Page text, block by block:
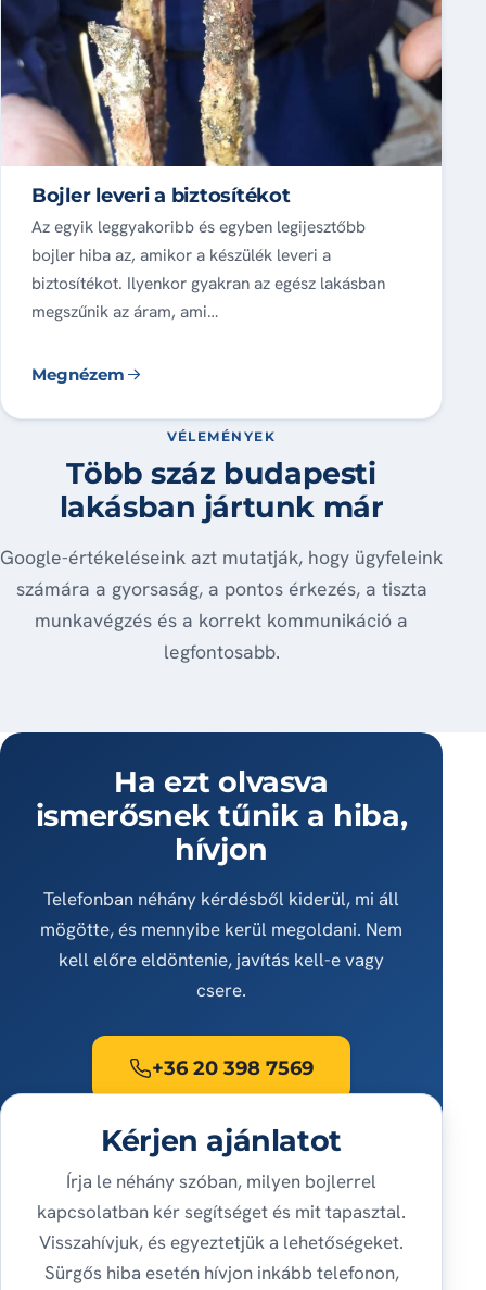
Bojler leveri a biztosítékot
Az egyik leggyakoribb és egyben legijesztőbb
bojler hiba az, amikor a készülék leveri a
biztosítékot. Ilyenkor gyakran az egész lakásban
megszűnik az áram, ami…
Megnézem
VÉLEMÉNYEK
Több száz budapesti
lakásban jártunk már
Google-értékeléseink azt mutatják, hogy ügyfeleink
számára a gyorsaság, a pontos érkezés, a tiszta
munkavégzés és a korrekt kommunikáció a
legfontosabb.
Ha ezt olvasva
ismerősnek tűnik a hiba,
hívjon
Telefonban néhány kérdésből kiderül, mi áll
mögötte, és mennyibe kerül megoldani. Nem
kell előre eldöntenie, javítás kell-e vagy
csere.
+36 20 398 7569
Kérjen ajánlatot
Írja le néhány szóban, milyen bojlerrel
kapcsolatban kér segítséget és mit tapasztal.
Visszahívjuk, és egyeztetjük a lehetőségeket.
Sürgős hiba esetén hívjon inkább telefonon,